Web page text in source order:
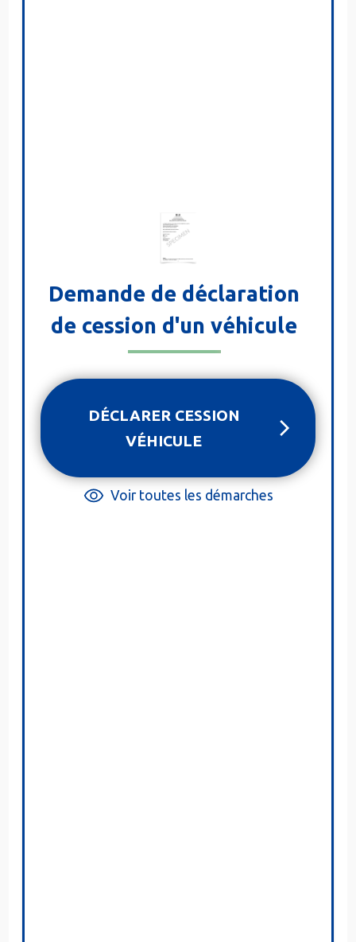
Demande de déclaration
de cession d'un véhicule
DÉCLARER CESSION
VÉHICULE
Voir toutes les démarches